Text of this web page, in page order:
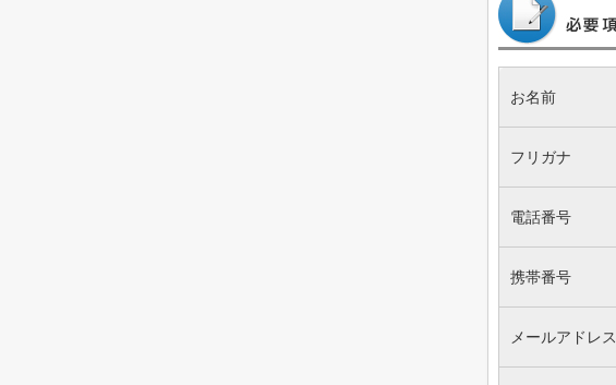
お名前
フリガナ
電話番号
携帯番号
メールアドレス